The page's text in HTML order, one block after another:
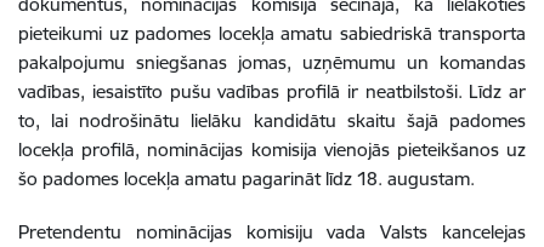
pieteikumi uz padomes locekļa amatu sabiedriskā transporta
pakalpojumu sniegšanas jomas, uzņēmumu un komandas
vadības, iesaistīto pušu vadības profilā ir neatbilstoši. Līdz ar
to, lai nodrošinātu lielāku kandidātu skaitu šajā padomes
locekļa profilā, nominācijas komisija vienojās pieteikšanos uz
šo padomes locekļa amatu pagarināt līdz 18. augustam.
Pretendentu nominācijas komisiju vada Valsts kancelejas